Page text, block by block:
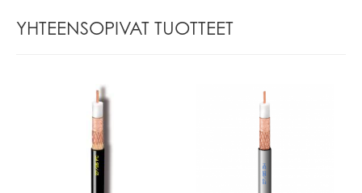
YHTEENSOPIVAT TUOTTEET